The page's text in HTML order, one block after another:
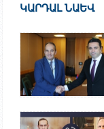
ԿԱՐԴԱԼ ՆԱԵՎ